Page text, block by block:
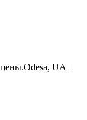
Odesa, UA |